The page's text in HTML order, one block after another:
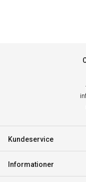
Kundeservice
Informationer